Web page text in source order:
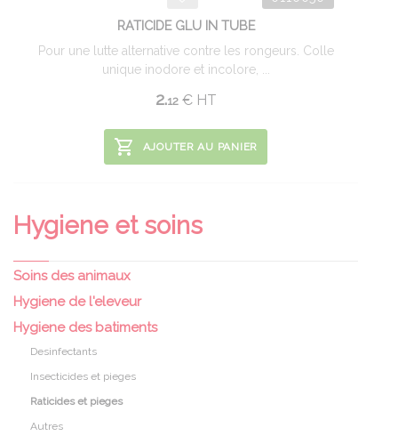
RATICIDE GLU IN TUBE
Pour une lutte alternative contre les rongeurs. Colle
unique inodore et incolore, ...
2.12 €HT
AJOUTER AU PANIER
Hygiene et soins
Soins des animaux
Hygiene de l'eleveur
Hygiene des batiments
Desinfectants
Insecticides et pieges
Raticides et pieges
Autres